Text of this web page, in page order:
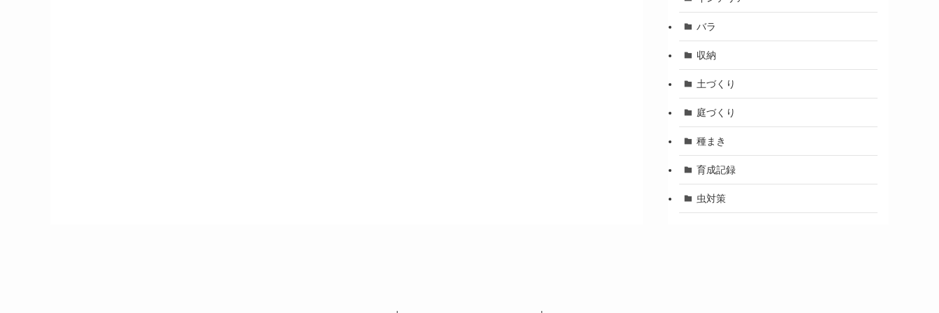
バラ
収納
土づくり
庭づくり
種まき
育成記録
虫対策